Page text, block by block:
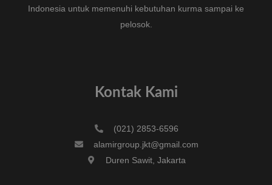
Indonesia untuk memenuhi kebutuhan kurma sampai ke
pelosok.
Kontak Kami
(021) 2853-6596
alamirgroup.jkt@gmail.com
Duren Sawit, Jakarta